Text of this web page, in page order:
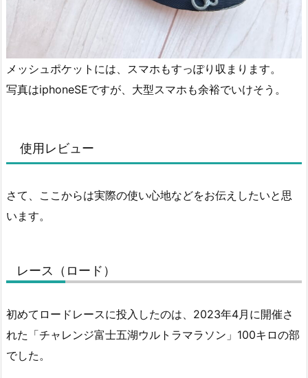
メッシュポケットには、スマホもすっぽり収まります。
写真はiphoneSEですが、大型スマホも余裕でいけそう。
使用レビュー
さて、ここからは実際の使い心地などをお伝えしたいと思
います。
レース（ロード）
初めてロードレースに投入したのは、2023年4月に開催さ
れた「チャレンジ富士五湖ウルトラマラソン」100キロの部
でした。